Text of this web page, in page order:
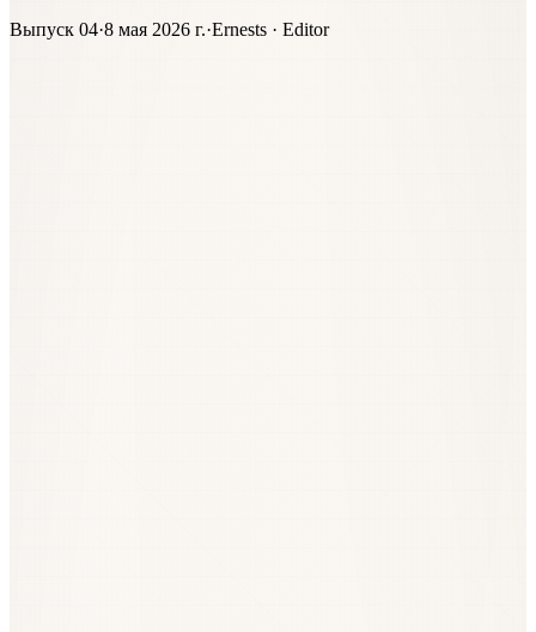
Выпуск 04·8 мая 2026 г.·Ernests · Editor